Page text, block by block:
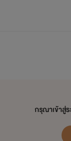
กรุณาเข้าสู่